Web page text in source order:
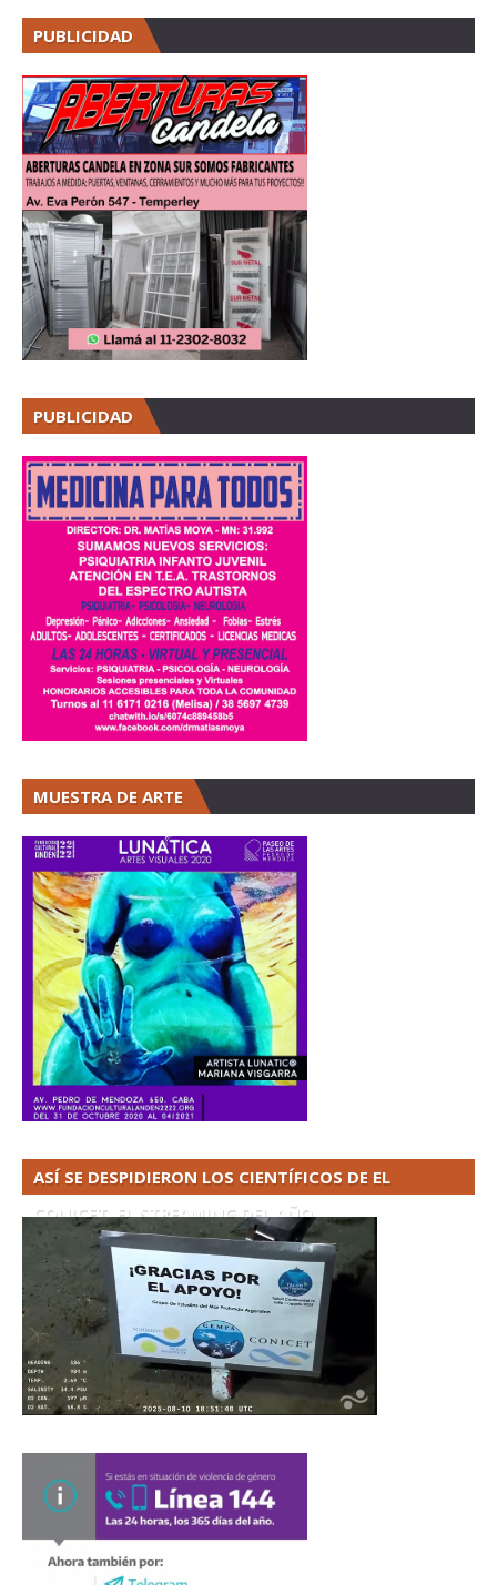
PUBLICIDAD
PUBLICIDAD
MUESTRA DE ARTE
ASÍ SE DESPIDIERON LOS CIENTÍFICOS DE EL
CONICET. EL STREAMING DEL AÑO